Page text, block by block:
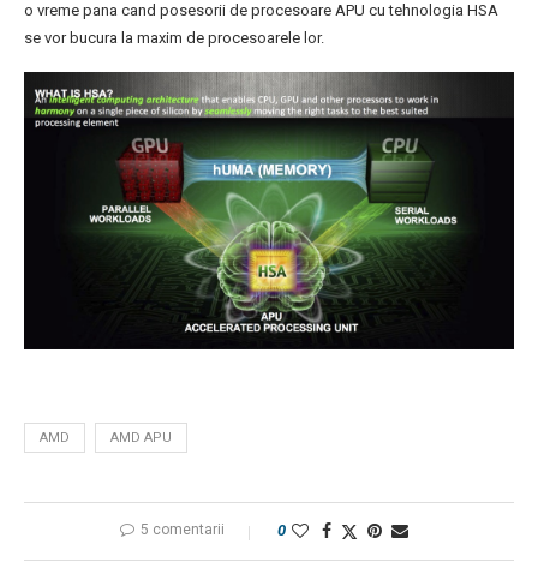
o vreme pana cand posesorii de procesoare APU cu tehnologia HSA
se vor bucura la maxim de procesoarele lor.
AMD AMD APU
5 comentarii 0